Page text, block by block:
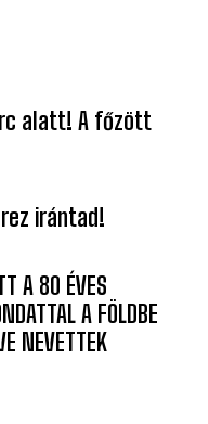
alatt! A főzött
irántad!
A 80 ÉVES
A FÖLDBE
NEVETTEK